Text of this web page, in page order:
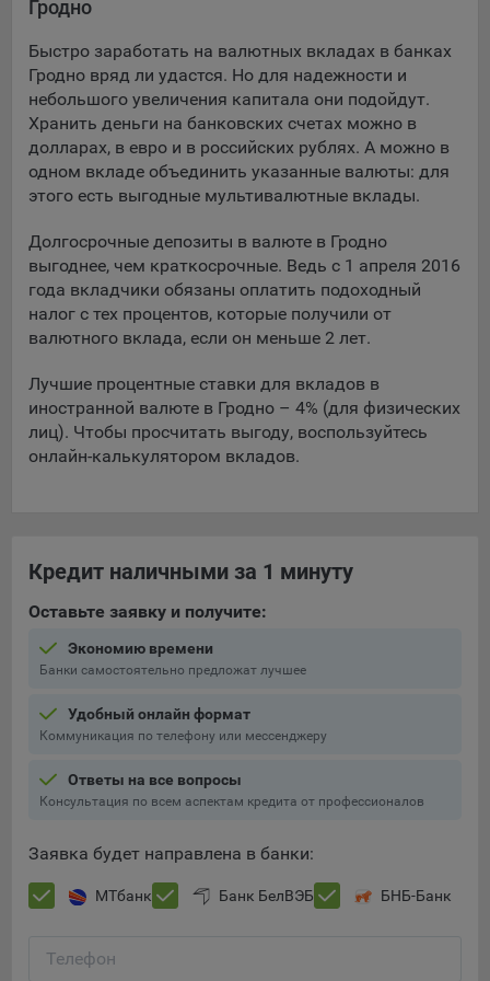
Подобные функции улучшают условия работы
9.3. Файлы cookie предпочтений, например, для настройки
контента. Данные файлы cookie собирают информацию о
выборе пользователя на сайте и его предпочтениях и
позволяют Обществу «запомнить» информацию о
выбранном пользователем городе и других местных
настройках для того, чтобы соответствующим образом
9.4. Аналитические файлы cookie, например
Яндекс.Метрика, Google Analytics. Данные файлы cookie
собирают информацию о том, как пользователь
использовал сайты, и позволяют Обществу вносить в них
улучшения.
Аналитические файлы cookie показывают, какие страницы
сайта Общества посещаются чаще всего, помогают
выявлять трудности, возникающие при использовании
сайта, а также позволяют оценить эффективность
9.5. Файлы cookie, применяемые для определения целевой
аудитории и в рекламных целях, например Яндекс.Метрика,
Технические/Функциональные, хранятся не более года;
Необходимые для функционирования веб-аналитических
платформ «Google Analytics», «Яндекс.Метрика»
передаются третьим лицам, часть из которых хранятся во
время пользования сайтом;
Остальные - не более года.
Отключение аналитических файлов cookie не позволяет
определять предпочтения пользователей сайта, в том числе
меры по совершенствованию работы сайта исходя из
Гродно
Быстро заработать на валютных вкладах в банках
Гродно вряд ли удастся. Но для надежности и
небольшого увеличения капитала они подойдут.
Хранить деньги на банковских счетах можно в
долларах, в евро и в российских рублях. А можно в
одном вкладе объединить указанные валюты: для
этого есть выгодные мультивалютные вклады.
Долгосрочные депозиты в валюте в Гродно
выгоднее, чем краткосрочные. Ведь с 1 апреля 2016
года вкладчики обязаны оплатить подоходный
налог с тех процентов, которые получили от
валютного вклада, если он меньше 2 лет.
Лучшие процентные ставки для вкладов в
иностранной валюте в Гродно – 4% (для физических
лиц). Чтобы просчитать выгоду, воспользуйтесь
онлайн-калькулятором вкладов.
Кредит наличными за 1 минуту
Оставьте заявку и получите:
Экономию времени
Банки самостоятельно предложат лучшее
Удобный онлайн формат
Коммуникация по телефону или мессенджеру
Ответы на все вопросы
Консультация по всем аспектам кредита от профессионалов
Заявка будет направлена в банки:
МТбанк Банк БелВЭБ БНБ-Банк
Телефон